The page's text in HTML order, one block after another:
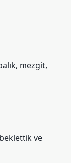
mezgit,
beklettik ve